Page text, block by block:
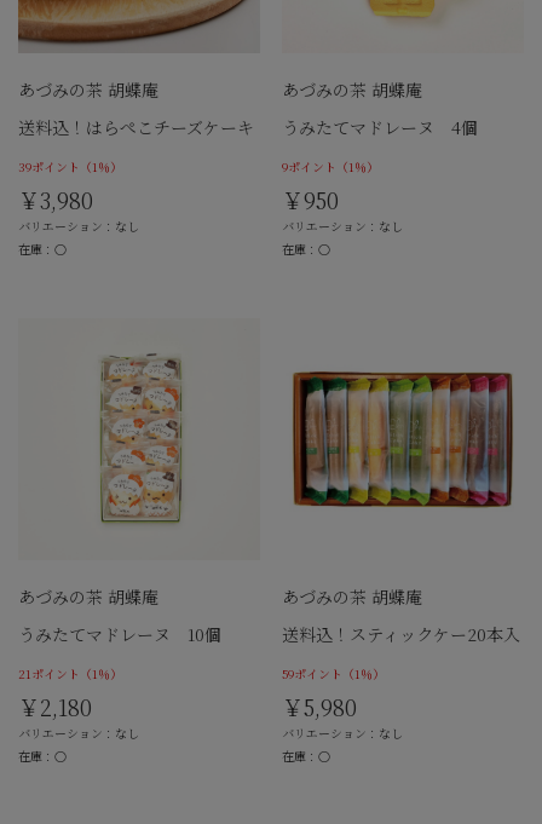
あづみの茶 胡蝶庵
送料込！はらぺこチーズケーキ
39ポイント （1％）
￥3,980
バリエーション：なし
在庫：○
あづみの茶 胡蝶庵
うみたてマドレーヌ 4個
9ポイント （1％）
￥950
バリエーション：なし
在庫：○
あづみの茶 胡蝶庵
うみたてマドレーヌ 10個
21ポイント （1％）
￥2,180
バリエーション：なし
在庫：○
あづみの茶 胡蝶庵
送料込！スティックケー20本入
59ポイント （1％）
￥5,980
バリエーション：なし
在庫：○